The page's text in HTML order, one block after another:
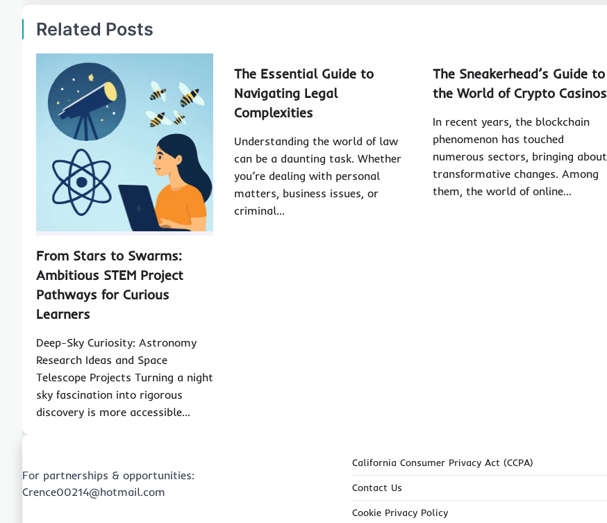
Related Posts
From Stars to Swarms:
Ambitious STEM Project
Pathways for Curious
Learners
Deep-Sky Curiosity: Astronomy
Research Ideas and Space
Telescope Projects Turning a night
sky fascination into rigorous
discovery is more accessible…
The Essential Guide to
Navigating Legal
Complexities
Understanding the world of law
can be a daunting task. Whether
you’re dealing with personal
matters, business issues, or
criminal…
The Sneakerhead’s Guide to
the World of Crypto Casinos
In recent years, the blockchain
phenomenon has touched
numerous sectors, bringing about
transformative changes. Among
them, the world of online…
For partnerships & opportunities:
Crence00214@hotmail.com
California Consumer Privacy Act (CCPA)
Contact Us
Cookie Privacy Policy